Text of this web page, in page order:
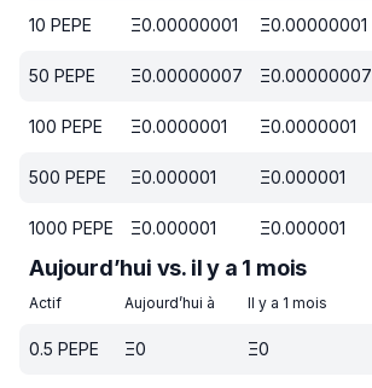
10 PEPE Ξ0.00000001 Ξ0.00000001
50 PEPE Ξ0.00000007 Ξ0.00000007
100 PEPE Ξ0.0000001 Ξ0.0000001
500 PEPE Ξ0.000001 Ξ0.000001
1000 PEPE Ξ0.000001 Ξ0.000001
Aujourd’hui vs. il y a 1 mois
Actif Aujourd’hui à Il y a 1 mois
0.5 PEPE Ξ0 Ξ0